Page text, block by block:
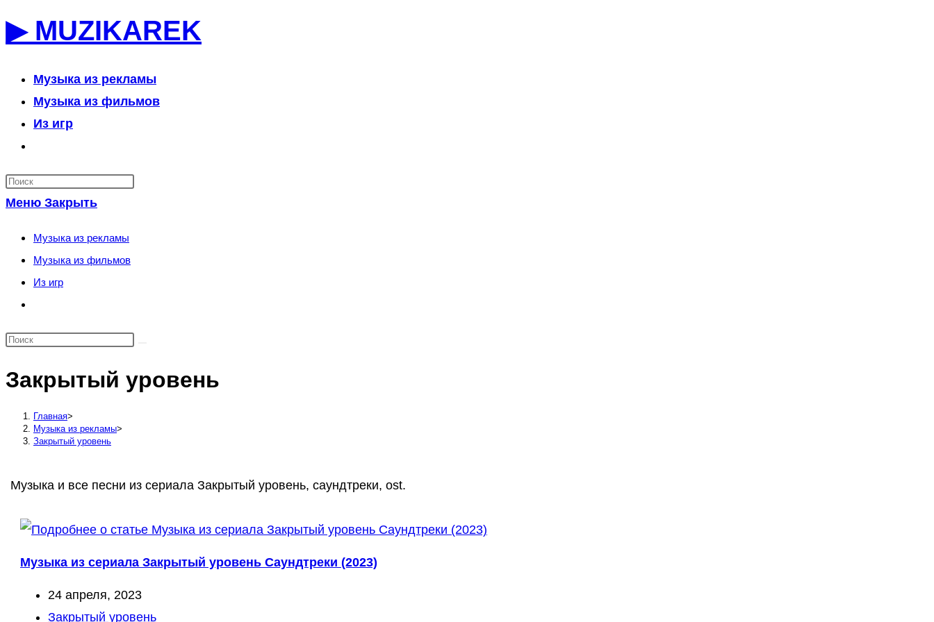
к▶ MUZIKAREK
Музыка из рекламы
Музыка из фильмов
Из игр
по
веб-
сайту
Меню Закрыть
Музыка из рекламы
Музыка из фильмов
Из игр
по
сайту
Закрытый уровень
Главная>
Музыка из рекламы>
Закрытый уровень
Музыка и все песни из сериала Закрытый уровень, саундтреки, ost.
Музыка из сериала Закрытый уровень Саундтреки (2023)
Запись
опубликована:
24 апреля, 2023
Рубрика
Закрытый уровень